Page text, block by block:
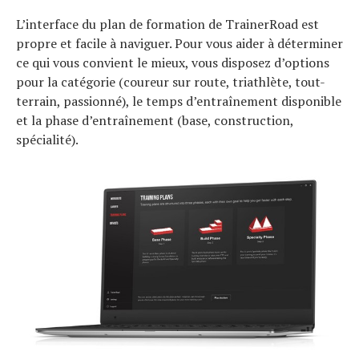
L’interface du plan de formation de TrainerRoad est
propre et facile à naviguer. Pour vous aider à déterminer
ce qui vous convient le mieux, vous disposez d’options
pour la catégorie (coureur sur route, triathlète, tout-
terrain, passionné), le temps d’entraînement disponible
et la phase d’entraînement (base, construction,
spécialité).